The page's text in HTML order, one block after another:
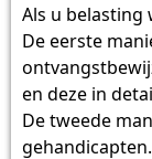
Als u belasting
De eerste
en deze in
De tweede